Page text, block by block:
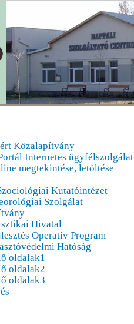
Közalapítvány
Internetes ügyfélszolgálat
megtekintése, letöltése
Kutatóintézet
Szolgálat
Hivatal
Operatív Program
Hatóság
oldalak1
oldalak2
oldalak3